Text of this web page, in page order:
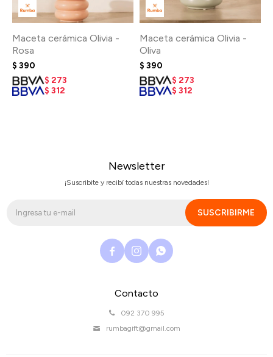
Maceta cerámica Olivia -
Rosa
$ 390
$ 273
$ 312
Maceta cerámica Olivia -
Oliva
$ 390
$ 273
$ 312
Contacto
092 370 995
rumbagift@gmail.com
Newsletter
¡Suscribite y recibí todas nuestras novedades!
SUSCRIBIRME
  